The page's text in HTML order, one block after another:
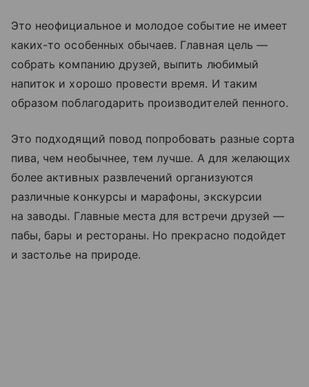
Это неофициальное и молодое событие не имеет
каких-то особенных обычаев. Главная цель —
собрать компанию друзей, выпить любимый
напиток и хорошо провести время. И таким
образом поблагодарить производителей пенного.
Это подходящий повод попробовать разные сорта
пива, чем необычнее, тем лучше. А для желающих
более активных развлечений организуются
различные конкурсы и марафоны, экскурсии
на заводы. Главные места для встречи друзей —
пабы, бары и рестораны. Но прекрасно подойдет
и застолье на природе.